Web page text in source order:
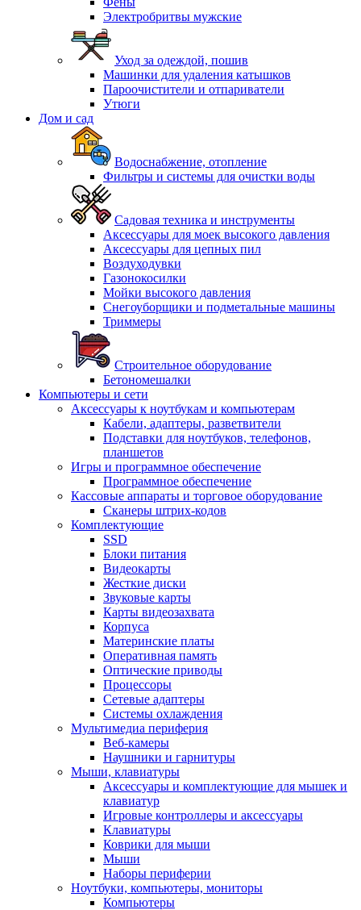
Электробритвы мужские
Уход за одеждой, пошив
Машинки для удаления катышков
Пароочистители и отпариватели
Утюги
Дом и сад
Водоснабжение, отопление
Фильтры и системы для очистки воды
Садовая техника и инструменты
Аксессуары для моек высокого давления
Аксессуары для цепных пил
Воздуходувки
Газонокосилки
Мойки высокого давления
Снегоуборщики и подметальные машины
Триммеры
Строительное оборудование
Бетономешалки
Компьютеры и сети
Аксессуары к ноутбукам и компьютерам
Кабели, адаптеры, разветвители
Подставки для ноутбуков, телефонов,
планшетов
Игры и программное обеспечение
Программное обеспечение
Кассовые аппараты и торговое оборудование
Сканеры штрих-кодов
Комплектующие
SSD
Блоки питания
Видеокарты
Жесткие диски
Звуковые карты
Карты видеозахвата
Корпуса
Материнские платы
Оперативная память
Оптические приводы
Процессоры
Сетевые адаптеры
Системы охлаждения
Мультимедиа периферия
Веб-камеры
Наушники и гарнитуры
Мыши, клавиатуры
Аксессуары и комплектующие для мышек и
клавиатур
Игровые контроллеры и аксессуары
Клавиатуры
Коврики для мыши
Мыши
Наборы периферии
Ноутбуки, компьютеры, мониторы
Компьютеры